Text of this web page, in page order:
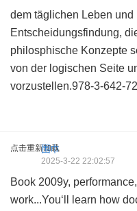
dem täglichen Leben und
Entscheidungsfindung,
philosphische Konzepte
von der logischen Seite
vorzustellen.978-3-642-
点击重新加载
围巾
2025-3-22 22:02:57
Book 2009y,
work...You‘ll learn how